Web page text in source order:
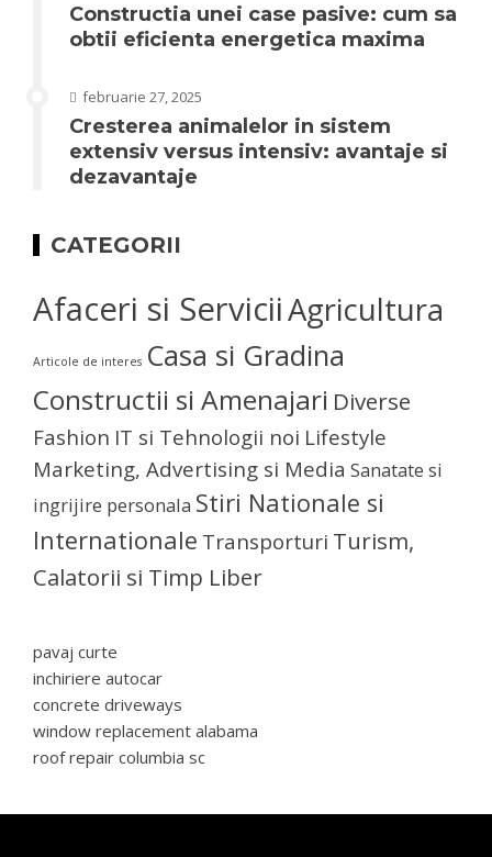
Constructia unei case pasive: cum sa
obtii eficienta energetica maxima
februarie 27, 2025
Cresterea animalelor in sistem
extensiv versus intensiv: avantaje si
dezavantaje
CATEGORII
Afaceri si ServiciiAgricultura
Articole de interes Casa si Gradina
Constructii si Amenajari Diverse
Fashion IT si Tehnologii noi Lifestyle
Marketing, Advertising si Media Sanatate si
ingrijire personala Stiri Nationale si
Internationale Transporturi Turism,
Calatorii si Timp Liber
pavaj curte
inchiriere autocar
concrete driveways
window replacement alabama
roof repair columbia sc